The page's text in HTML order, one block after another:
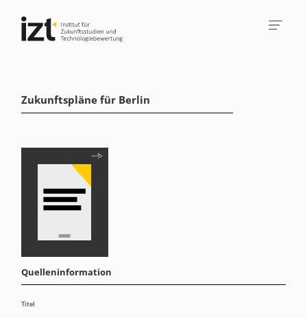
Zukunftspläne für Berlin
Quelleninformation
Titel